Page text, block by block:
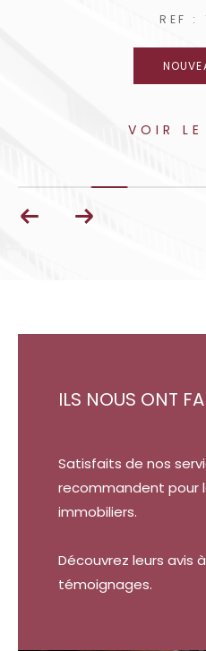
REF :
VOIR LE
ILS NOUS ONT
Satisfaits de nos
recommandent pour
immobiliers.
Découvrez leurs avis
témoignages.